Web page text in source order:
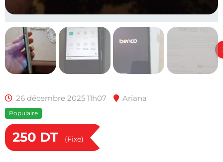
26 décembre 2025 11h07 Ariana
Populaire
250 DT (Fixe)